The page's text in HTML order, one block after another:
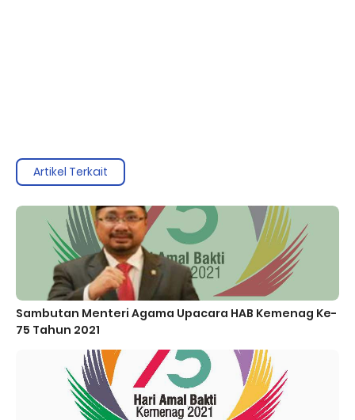
Artikel Terkait
Sambutan Menteri Agama Upacara HAB Kemenag Ke-
75 Tahun 2021